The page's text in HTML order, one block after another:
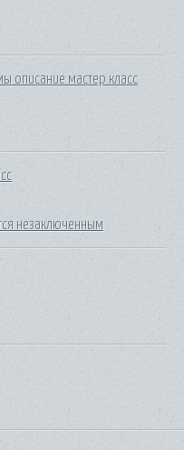
описание мастер класс
незаключенным